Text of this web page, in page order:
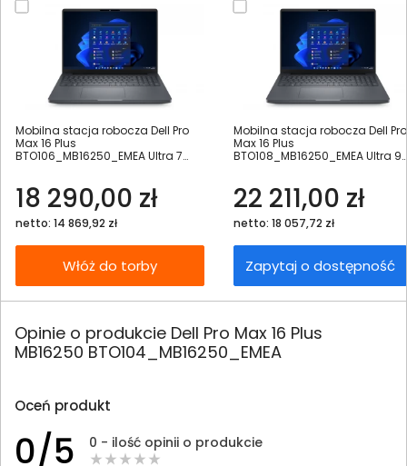
Mobilna stacja robocza Dell Pro
Max 16 Plus
BTO106_MB16250_EMEA Ultra 7
18 290,00 zł
netto: 14 869,92 zł
Włóż do torby
Mobilna stacja robocza Dell Pro
Max 16 Plus
BTO108_MB16250_EMEA Ultra 9
22 211,00 zł
netto: 18 057,72 zł
Zapytaj o dostępność
Opinie o produkcie Dell Pro Max 16 Plus
MB16250 BTO104_MB16250_EMEA
Oceń produkt
0/5 0 - ilość opinii o produkcie